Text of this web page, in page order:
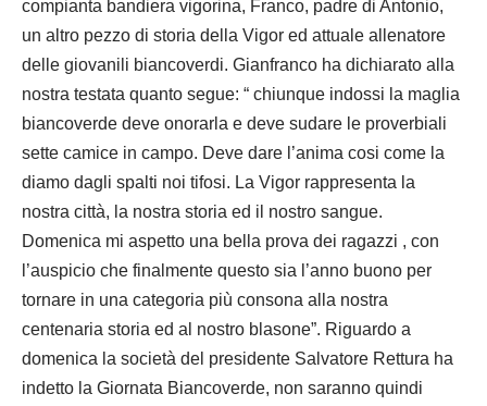
compianta bandiera vigorina, Franco, padre di Antonio,
un altro pezzo di storia della Vigor ed attuale allenatore
delle giovanili biancoverdi. Gianfranco ha dichiarato alla
nostra testata quanto segue: “ chiunque indossi la maglia
biancoverde deve onorarla e deve sudare le proverbiali
sette camice in campo. Deve dare l’anima cosi come la
diamo dagli spalti noi tifosi. La Vigor rappresenta la
nostra città, la nostra storia ed il nostro sangue.
Domenica mi aspetto una bella prova dei ragazzi , con
l’auspicio che finalmente questo sia l’anno buono per
tornare in una categoria più consona alla nostra
centenaria storia ed al nostro blasone”. Riguardo a
domenica la società del presidente Salvatore Rettura ha
indetto la Giornata Biancoverde, non saranno quindi